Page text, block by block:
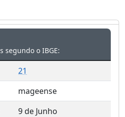
segundo o IBGE:
21
mageense
9 de Junho